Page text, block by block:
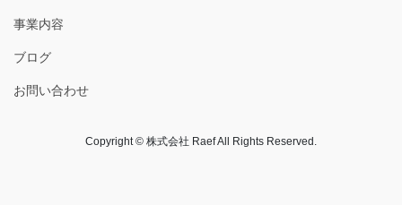
事業内容
ブログ
お問い合わせ
Copyright © 株式会社 Raef All Rights Reserved.